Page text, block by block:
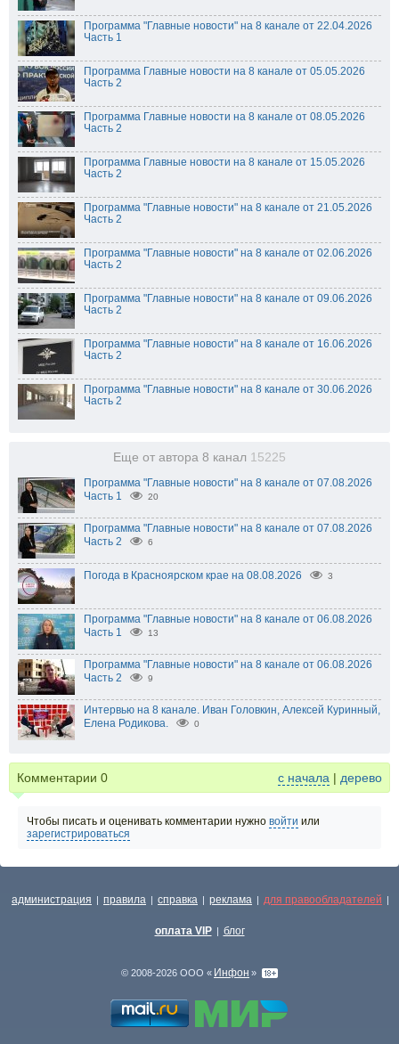
Программа "Главные новости" на 8 канале от 22.04.2026
Часть 1
Программа Главные новости на 8 канале от 05.05.2026
Часть 2
Программа Главные новости на 8 канале от 08.05.2026
Часть 2
Программа Главные новости на 8 канале от 15.05.2026
Часть 2
Программа "Главные новости" на 8 канале от 21.05.2026
Часть 2
Программа "Главные новости" на 8 канале от 02.06.2026
Часть 2
Программа "Главные новости" на 8 канале от 09.06.2026
Часть 2
Программа "Главные новости" на 8 канале от 16.06.2026
Часть 2
Программа "Главные новости" на 8 канале от 30.06.2026
Часть 2
Еще от автора 8 канал 15225
Программа "Главные новости" на 8 канале от 07.08.2026
Часть 1
20
Программа "Главные новости" на 8 канале от 07.08.2026
Часть 2
6
Погода в Красноярском крае на 08.08.2026 3
Программа "Главные новости" на 8 канале от 06.08.2026
Часть 1
13
Программа "Главные новости" на 8 канале от 06.08.2026
Часть 2
9
Интервью на 8 канале. Иван Головкин, Алексей Куринный,
Елена Родикова.
0
Комментарии 0 с начала | дерево
Чтобы писать и оценивать комментарии нужно войти или
зарегистрироваться
администрация | правила | справка | реклама | для правообладателей |
оплата VIP | блог
© 2008-2026 ООО « Инфон »